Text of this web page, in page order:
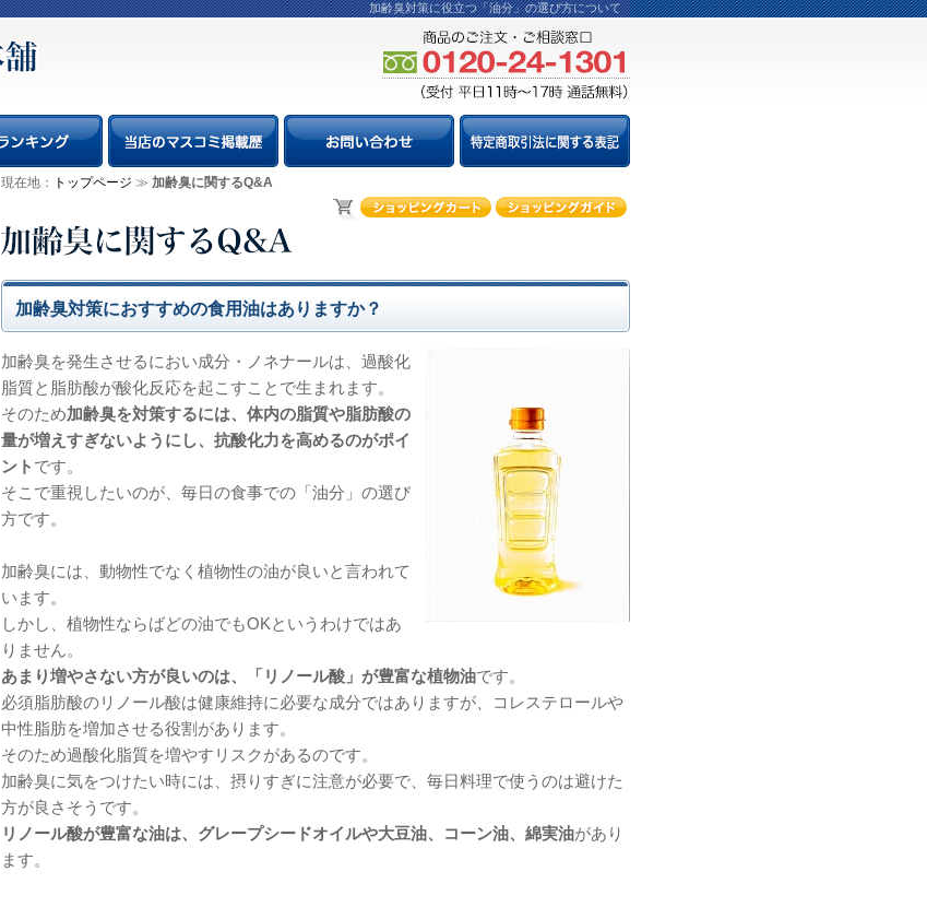
加齢臭対策に役立つ「油分」の選び方について
加齢臭対策におすすめの食用油はありますか？
加齢臭を発生させるにおい成分・ノネナールは、過酸化
脂質と脂肪酸が酸化反応を起こすことで生まれます。
そのため加齢臭を対策するには、体内の脂質や脂肪酸の
量が増えすぎないようにし、抗酸化力を高めるのがポイ
ント です。
そこで重視したいのが、毎日の食事での「油分」の選び
方です。
加齢臭には、動物性でなく植物性の油が良いと言われて
います。
しかし、植物性ならばどの油でもOKというわけではあ
りません。
あまり増やさない方が良いのは、「リノール酸」が豊富な植物油です。
必須脂肪酸のリノール酸は健康維持に必要な成分ではありますが、コレステロールや
中性脂肪を増加させる役割があります。
そのため過酸化脂質を増やすリスクがあるのです。
加齢臭に気をつけたい時には、摂りすぎに注意が必要で、毎日料理で使うのは避けた
方が良さそうです。
リノール酸が豊富な油は、グレープシードオイルや大豆油、コーン油、綿実油があり
ます。
現在地： トップページ ≫ 加齢臭に関するQ&A